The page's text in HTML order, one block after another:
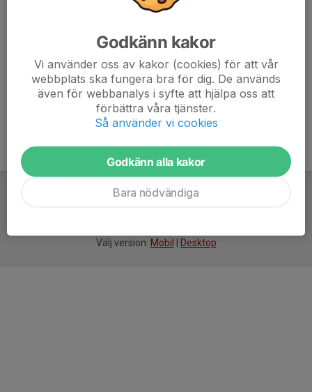
Välj version: Mobil Desktop
Godkänn kakor
Vi använder oss av kakor (cookies) för att vår
webbplats ska fungera bra för dig. De används
även för webbanalys i syfte att hjälpa oss att
förbättra våra tjänster.
Så använder vi cookies
Godkänn alla kakor
Bara nödvändiga